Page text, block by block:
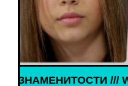
/// WORLD